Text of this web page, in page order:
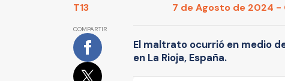
T13 7 de Agosto de 2024 -
COMPARTIR
El maltrato ocurrió en medio
en La Rioja, España.